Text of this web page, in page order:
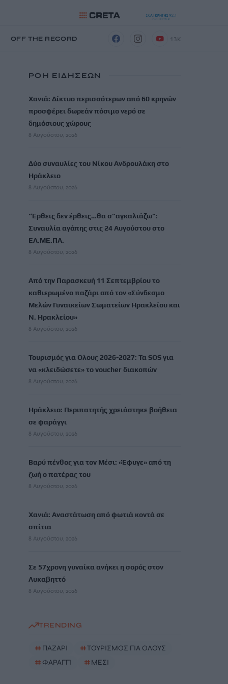
OFF THE RECORD 13K
ΡΟΗ ΕΙΔΗΣΕΩΝ
Χανιά: Δίκτυο περισσότερων από 60 κρηνών
προσφέρει δωρεάν πόσιμο νερό σε
δημόσιους χώρους
8 Αυγούστου, 2026
Δύο συναυλίες του Νίκου Ανδρουλάκη στο
Ηράκλειο
8 Αυγούστου, 2026
“Έρθεις δεν έρθεις…θα σ”αγκαλιάζω”:
Συναυλία αγάπης στις 24 Αυγούστου στο
ΕΛ.ΜΕ.ΠΑ.
8 Αυγούστου, 2026
Από την Παρασκευή 11 Σεπτεμβρίου το
καθιερωμένο παζάρι από τον «Σύνδεσμο
Μελών Γυναικείων Σωματείων Ηρακλείου και
Ν. Ηρακλείου»
8 Αυγούστου, 2026
Τουρισμός για Ολους 2026-2027: Τα SOS για
να «κλειδώσετε» το voucher διακοπών
8 Αυγούστου, 2026
Ηράκλειο: Περιπατητής χρειάστηκε βοήθεια
σε φαράγγι
8 Αυγούστου, 2026
Βαρύ πένθος για τον Μέσι: «Έφυγε» από τη
ζωή ο πατέρας του
8 Αυγούστου, 2026
Χανιά: Αναστάτωση από φωτιά κοντά σε
σπίτια
8 Αυγούστου, 2026
Σε 57χρονη γυναίκα ανήκει η σορός στον
Λυκαβηττό
8 Αυγούστου, 2026
TRENDING
# ΠΑΖΑΡΙ #ΤΟΥΡΙΣΜΟΣ ΓΙΑ ΟΛΟΥΣ
# ΦΑΡΑΓΓΙ #ΜΕΣΙ